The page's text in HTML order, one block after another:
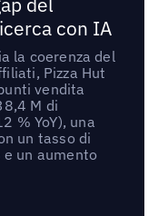
con IA
la coerenza del
Pizza Hut
vendita
M di
% YoY), una
un tasso di
un aumento